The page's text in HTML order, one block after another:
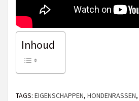
Inhoud
TAGS: EIGENSCHAPPEN, HONDENRASSEN,